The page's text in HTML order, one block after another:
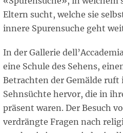
Eltern sucht, welche sie
innere Spurensuche geht
In der Gallerie
eine Schule des Sehens,
Betrachten der Gemälde
Sehnsüchte hervor, die in
präsent waren. Der Besuch
verdrängte Fragen nach